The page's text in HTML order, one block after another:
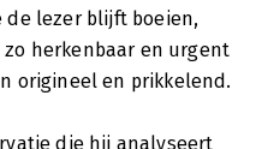
lezer blijft boeien,
herkenbaar en urgent
origineel en prikkelend.
die hij analyseert